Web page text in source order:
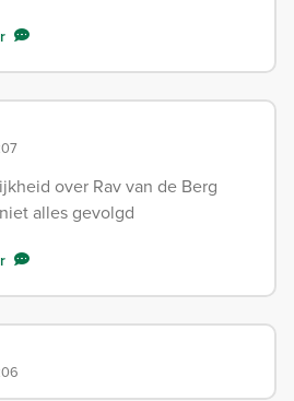
over Rav van de Berg
alles gevolgd